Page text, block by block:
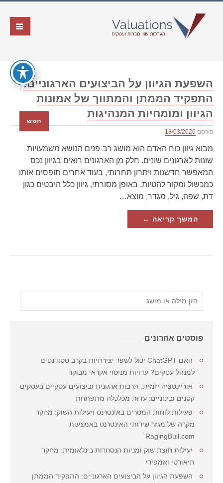
השפעת הגיוון על הביצועים הארגוניים:
התפקיד הממתן והמתווך של אמונות
הגיוון ומומחיות המנהיגות
פורסם 18/03/2026
מבוא גיוון כוח האדם הוא מושג רב-פנים הנושא משמעויות
שונות לארגונים שונים. חלק מן הארגונים רואים בגיוון נכס
המאפשר חדשנות ויתרון תחרותי, בעוד אחרים תופסים אותו
כמכשול ומקור להטיות. באופן מסורתי, גיוון כלל היבטים כגון
דת, שפה, גיל, מגדר, מוצא…
המשך קריאה ←
חפש
פוסטים אחרונים
האם ChatGPT יכול לשפר יצירתיות בקרב סטודנטים
למנהל עסקים? עדויות מניסוי אקראי מבוקר
אוריינטציה יזמית, תרבות ארגונית וביצועים עסקיים בעסקים
קטנים ובינוניים: עדות מכלכלה מתפתחת
פעילות לוחות המסרים באינטרנט ויעילות השוק: מחקר
מקרה של מגזר שירותי האינטרנט באמצעות
RagingBull.com
יעילות חוצת שוק ומניות הנסחרות בינלאומית: מחקר
תיאורטי ואמפירי
השפעת הגיוון על הביצועים הארגוניים: התפקיד הממתן